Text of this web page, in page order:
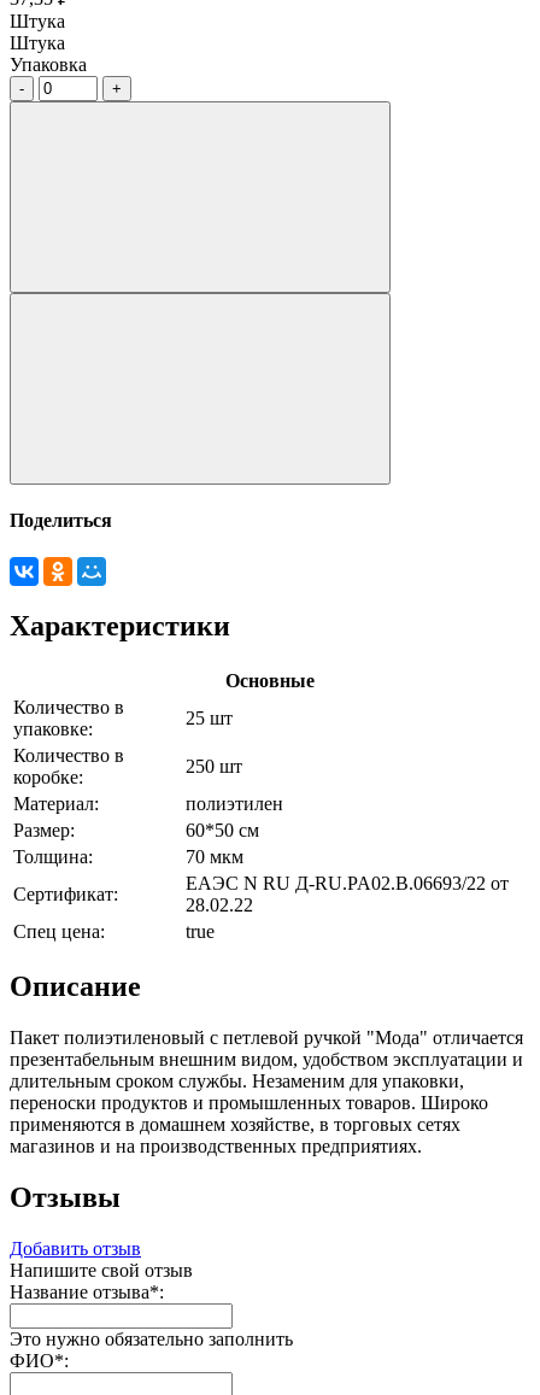
Штука
Штука
Упаковка
Поделиться
Характеристики
Основные
Количество в
упаковке:
25 шт
Количество в
коробке:
250 шт
Материал:
полиэтилен
Размер:
60*50 см
Толщина:
70 мкм
Сертификат:
ЕАЭС N RU Д-RU.PA02.B.06693/22 от
28.02.22
Спец цена:
true
Описание
Пакет полиэтиленовый с петлевой ручкой "Мода" отличается
презентабельным внешним видом, удобством эксплуатации и
длительным сроком службы. Незаменим для упаковки,
переноски продуктов и промышленных товаров. Широко
применяются в домашнем хозяйстве, в торговых сетях
магазинов и на производственных предприятиях.
Отзывы
Добавить отзыв
Напишите свой отзыв
Название отзыва*:
Это нужно обязательно заполнить
ФИО*: